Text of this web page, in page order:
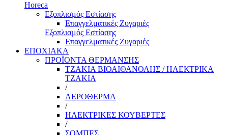
Horeca
Εξοπλισμός Εστίασης
Επαγγελματικές Ζυγαριές
Εξοπλισμός Εστίασης
Επαγγελματικές Ζυγαριές
ΕΠΟΧΙΑΚΑ
ΠΡΟΪΟΝΤΑ ΘΕΡΜΑΝΣΗΣ
ΤΖΑΚΙΑ ΒΙΟΑΙΘΑΝΟΛΗΣ / ΗΛΕΚΤΡΙΚΑ
ΤΖΑΚΙΑ
/
ΑΕΡΟΘΕΡΜΑ
/
ΗΛΕΚΤΡΙΚΕΣ ΚΟΥΒΕΡΤΕΣ
/
ΣΟΜΠΕΣ